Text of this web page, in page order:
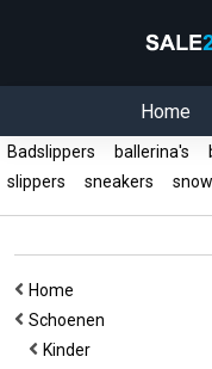
Home
Badslippers ballerina's
slippers
sneakers
Home
Schoenen
Kinder